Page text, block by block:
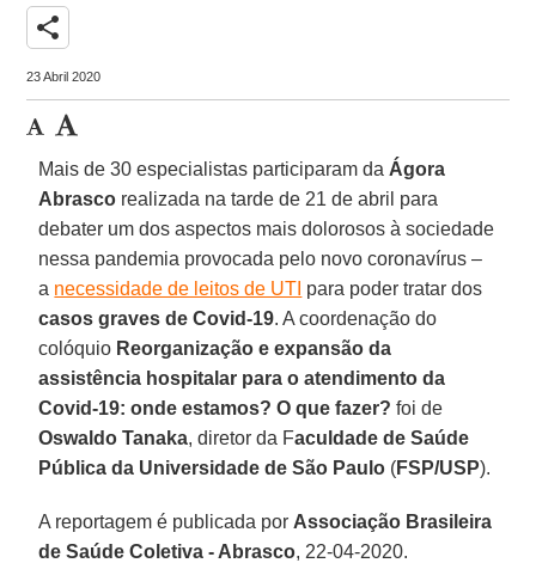
share
23 Abril 2020
Mais de 30 especialistas participaram da Ágora
Abrasco realizada na tarde de 21 de abril para
debater um dos aspectos mais dolorosos à sociedade
nessa pandemia provocada pelo novo coronavírus –
a necessidade de leitos de UTI para poder tratar dos
casos graves de Covid-19. A coordenação do
colóquio Reorganização e expansão da
assistência hospitalar para o atendimento da
Covid-19: onde estamos? O que fazer? foi de
Oswaldo Tanaka, diretor da Faculdade de Saúde
Pública da Universidade de São Paulo (FSP/USP).
A reportagem é publicada por Associação Brasileira
de Saúde Coletiva - Abrasco, 22-04-2020.